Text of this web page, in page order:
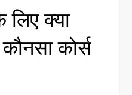
क्या
कोर्स